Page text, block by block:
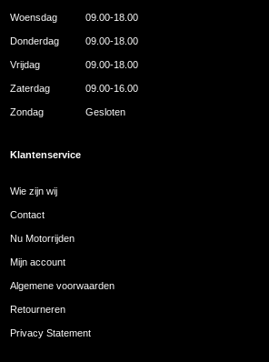
Woensdag 09.00-18.00
Donderdag 09.00-18.00
Vrijdag 09.00-18.00
Zaterdag 09.00-16.00
Zondag Gesloten
Klantenservice
Wie zijn wij
Contact
Nu Motorrijden
Mijn account
Algemene voorwaarden
Retourneren
Privacy Statement